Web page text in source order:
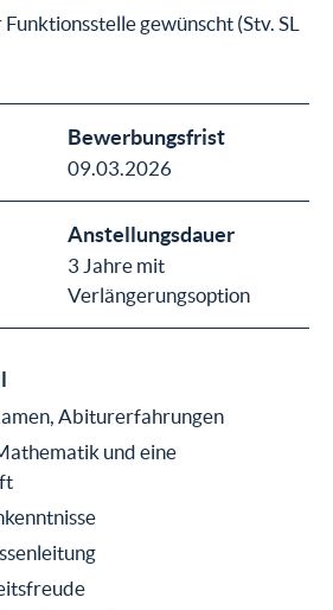
gewünscht (Stv. SL
Bewerbungsfrist
09.03.2026
Anstellungsdauer
3 Jahre mit
Verlängerungsoption
Abiturerfahrungen
und eine